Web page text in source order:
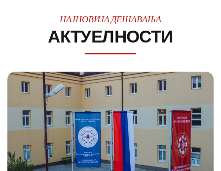
НАЈНОВИЈА ДЕШАВАЊА
АКТУЕЛНОСТИ